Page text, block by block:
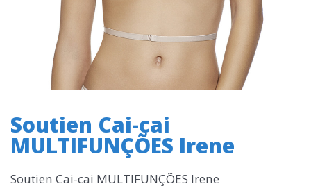
Soutien Cai-cai
MULTIFUNÇÕES Irene
Soutien Cai-cai MULTIFUNÇÕES Irene